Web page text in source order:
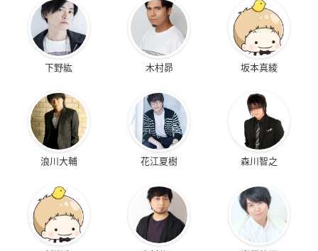
下野紘 木村昴 坂本真綾
浪川大輔 花江夏樹 森川智之